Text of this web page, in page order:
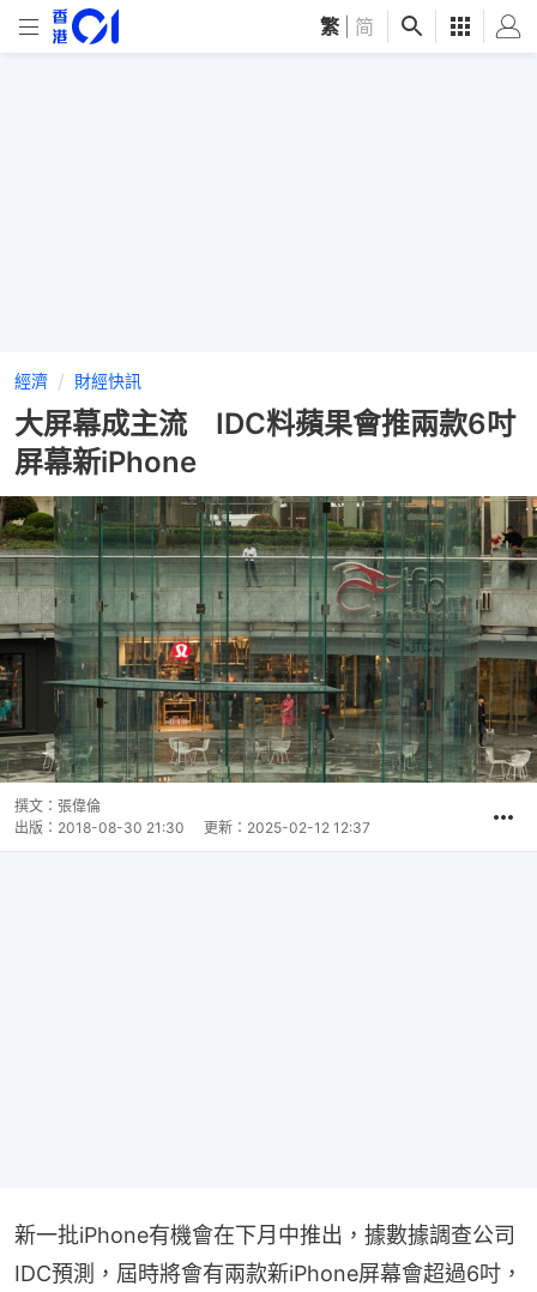
繁 简
經濟 財經快訊
大屏幕成主流 IDC料蘋果會推兩款6吋
屏幕新iPhone
撰文： 張偉倫
出版： 2018-08-30 21:30 更新： 2025-02-12 12:37
新一批iPhone有機會在下月中推出，據數據調查公司
IDC預測，屆時將會有兩款新iPhone屏幕會超過6吋，